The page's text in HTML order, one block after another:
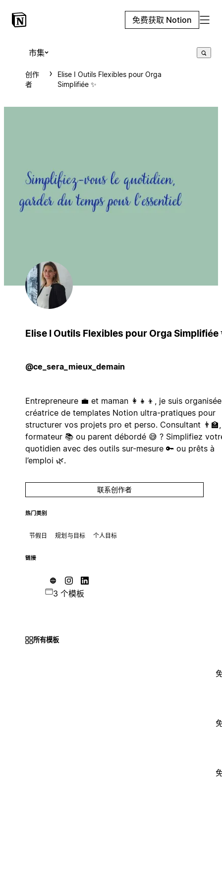
免费获取 Notion
市集
创作
者
Elise I Outils Flexibles pour Orga
Simplifiée ✨
Elise I Outils Flexibles pour Orga Simplifiée
@ce_sera_mieux_demain
Entrepreneure 💼 et maman 👩‍👧‍👦, je suis
créatrice de templates Notion ultra-pratiques pour
structurer vos projets pro et perso. Consultant 👨‍🏫,
formateur 📚 ou parent débordé 😅 ? Simplifiez
quotidien avec des outils sur-mesure 🔑 ou prêts à
l’emploi 🌿.
联系创作者
热门类别
节假日 规划与目标 个人目标
链接
3 个模板
所有模板